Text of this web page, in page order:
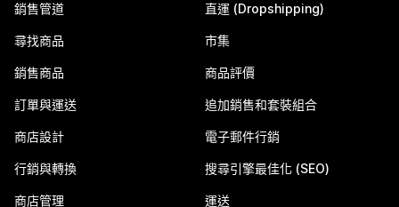
銷售管道
尋找商品
銷售商品
訂單與運送
商店設計
行銷與轉換
商店管理
直運 (Dropshipping)
市集
商品評價
追加銷售和套裝組合
電子郵件行銷
搜尋引擎最佳化 (SEO)
運送